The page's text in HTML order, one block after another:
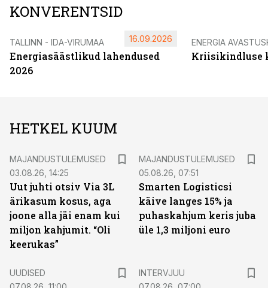
KONVERENTSID
TALLINN - IDA-VIRUMAA
Energiasäästlikud lahendused
2026
16.09.2026 ENERGIA
Kriisikindluse
HETKEL KUUM
MAJANDUSTULEMUSED
03.08.26, 14:25
Uut juhti otsiv Via 3L
ärikasum kosus, aga
joone alla jäi enam kui
miljon kahjumit. “Oli
keerukas”
MAJANDUSTULEMUSED
05.08.26, 07:51
Smarten Logisticsi
käive langes 15% ja
puhaskahjum keris juba
üle 1,3 miljoni euro
UUDISED
INTERVJUU